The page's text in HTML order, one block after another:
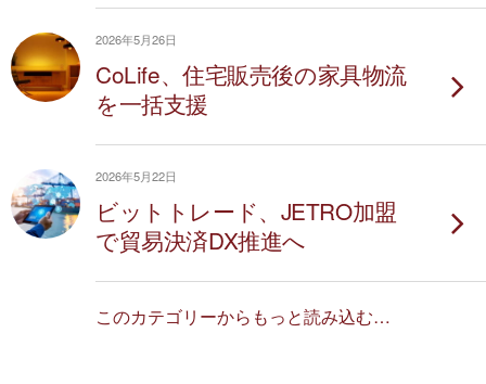
2026年5月26日
CoLife、住宅販売後の家具物流
を一括支援
2026年5月22日
ビットトレード、JETRO加盟
で貿易決済DX推進へ
このカテゴリーからもっと読み込む…